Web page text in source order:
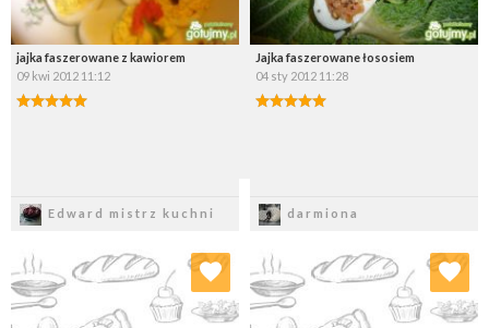
jajka faszerowane z kawiorem
09 kwi 2012 11:12
Edward mistrz kuchni
Jajka faszerowane łososiem
04 sty 2012 11:28
darmiona
Dodaj do ulubionych
Wybierz listę:
Dodaj do ulubionych
Wybierz listę: